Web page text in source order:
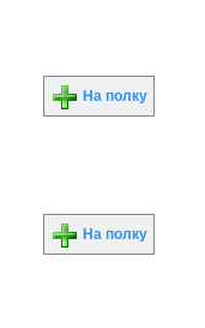
На полку
На полку